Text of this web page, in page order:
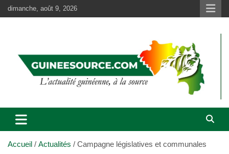
Aller
au
dimanche, août 9, 2026
Accueil Actualités Campagne législatives et communales